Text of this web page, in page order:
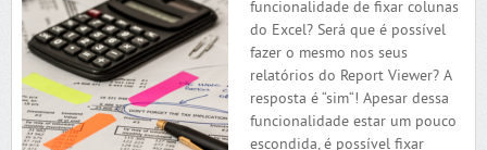
funcionalidade de fixar colunas
do Excel? Será que é possível
fazer o mesmo nos seus
relatórios do Report Viewer? A
resposta é “sim“! Apesar dessa
funcionalidade estar um pouco
escondida, é possível fixar